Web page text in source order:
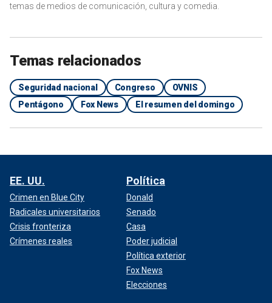
temas de medios de comunicación, cultura y comedia.
Temas relacionados
Seguridad nacional Congreso
OVNIS
Pentágono
Fox News El resumen del domingo
EE. UU.
Crimen en Blue City
Radicales universitarios
Crisis fronteriza
Crímenes reales
Política
Donald
Senado
Casa
Poder judicial
Política exterior
Fox News
Elecciones